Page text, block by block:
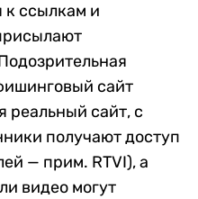
к ссылкам и
сайт
реальный сайт, с
получают доступ
— прим. RTVI), а
видео могут